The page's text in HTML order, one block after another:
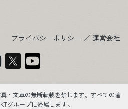
プライバシーポリシー ／ 運営会社
・文章の無断転載を禁じます。すべての著
グループに帰属します。